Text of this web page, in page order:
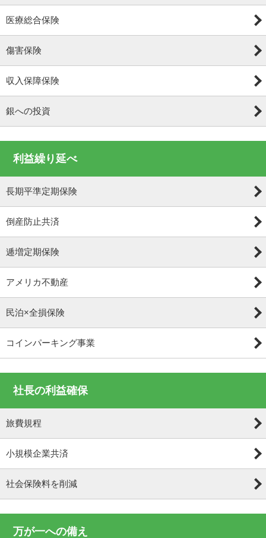
医療総合保険
傷害保険
収入保障保険
銀への投資
利益繰り延べ
長期平準定期保険
倒産防止共済
逓増定期保険
アメリカ不動産
民泊×全損保険
コインパーキング事業
社長の利益確保
旅費規程
小規模企業共済
社会保険料を削減
万が一への備え